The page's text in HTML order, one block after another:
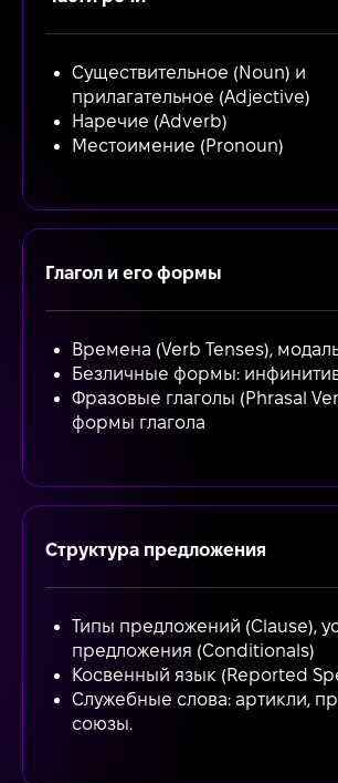
Существительное (Noun) и
прилагательное (Adjective)
Наречие (Adverb)
Местоимение (Pronoun)
Глагол и его формы
Времена (Verb Tenses),
Безличные формы:
Фразовые глаголы (Phrasal
формы глагола
Структура предложения
Типы предложений (Clause),
предложения (Conditionals)
Косвенный язык (Reported
Служебные слова: артикли,
союзы.